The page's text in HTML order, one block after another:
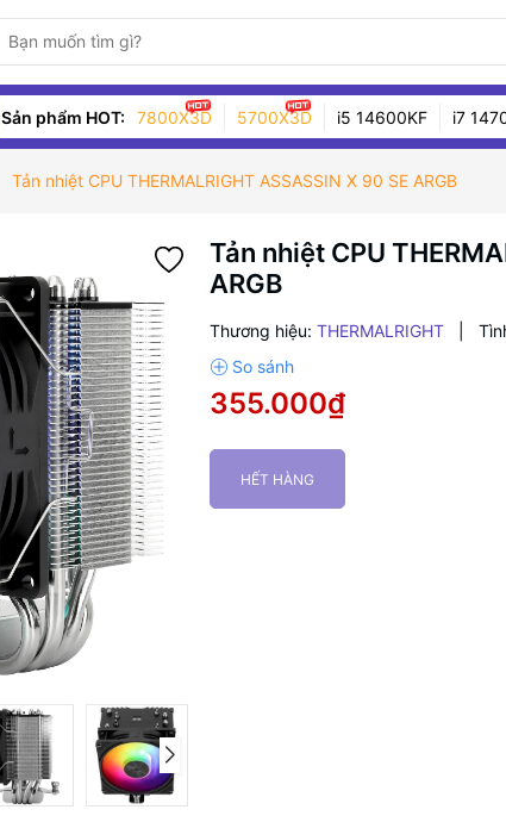
Sản phẩm HOT: 7800X3D 5700X3D i5 14600KF i7
Tản nhiệt CPU THERMALRIGHT ASSASSIN X 90 SE ARGB
Tản nhiệt CPU
ARGB
Thương hiệu: THERMALRIGHT
355.000₫
HẾT HÀNG